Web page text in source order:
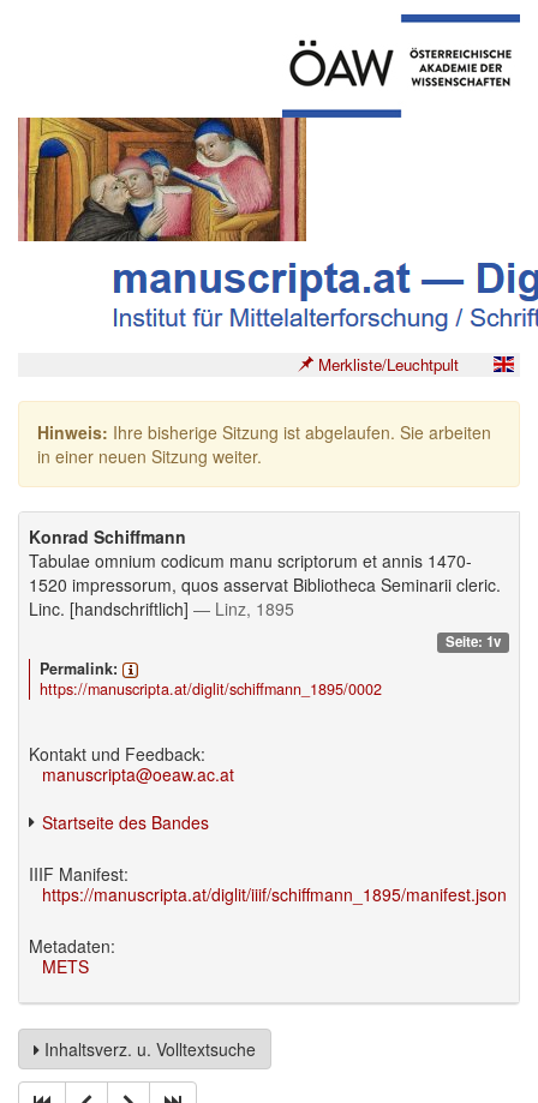
Merkliste/Leuchtpult
Hinweis: Ihre bisherige Sitzung ist abgelaufen. Sie arbeiten
in einer neuen Sitzung weiter.
Konrad Schiffmann
Tabulae omnium codicum manu scriptorum et annis 1470-
1520 impressorum, quos asservat Bibliotheca Seminarii cleric.
Linc. [handschriftlich] — Linz, 1895
Seite: 1v
Permalink:
https://manuscripta.at/diglit/schiffmann_1895/0002
Kontakt und Feedback:
manuscripta@oeaw.ac.at
Startseite des Bandes
IIIF Manifest:
https://manuscripta.at/diglit/iiif/schiffmann_1895/manifest.json
Metadaten:
METS
Inhaltsverz. u. Volltextsuche